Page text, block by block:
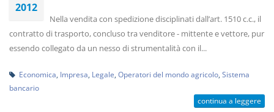
2012
Nella vendita con spedizione disciplinati dall’art. 1510 c.c., il
contratto di trasporto, concluso tra venditore - mittente e vettore, pur
essendo collegato da un nesso di strumentalità con il...
Economica Impresa Legale Operatori del mondo agricolo Sistema
bancario
continua a leggere